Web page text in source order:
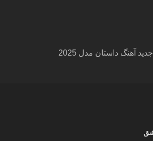
آهنگ داستان مدل 2025